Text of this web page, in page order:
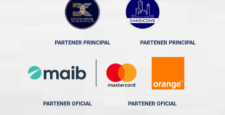
PARTENER PRINCIPAL PARTENER PRINCIPAL
PARTENER OFICIAL PARTENER OFICIAL